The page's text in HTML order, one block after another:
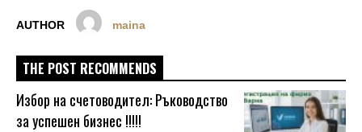
AUTHOR maina
THE POST RECOMMENDS
Избор на счетоводител: Ръководство
за успешен бизнес !!!!!